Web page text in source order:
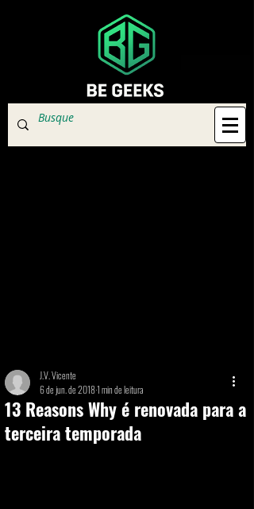
13 Reasons Why é renovada para a
terceira temporada
J.V. Vicente
6 de jun. de 20181 min de leitura